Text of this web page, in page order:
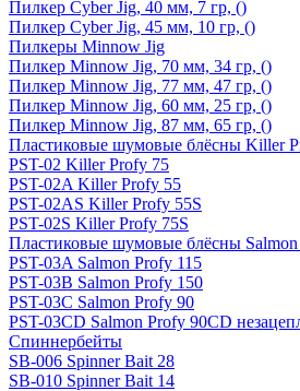
Пилкер Cyber Jig, 40 мм, 7 гр, ()
Пилкер Cyber Jig, 45 мм, 10 гр, ()
Пилкеры Minnow Jig
Пилкер Minnow Jig, 70 мм, 34 гр, ()
Пилкер Minnow Jig, 77 мм, 47 гр, ()
Пилкер Minnow Jig, 60 мм, 25 гр, ()
Пилкер Minnow Jig, 87 мм, 65 гр, ()
Пластиковые шумовые блёсны Killer
PST-02 Killer Profy 75
PST-02A Killer Profy 55
PST-02AS Killer Profy 55S
PST-02S Killer Profy 75S
Пластиковые шумовые блёсны
PST-03A Salmon Profy 115
PST-03B Salmon Profy 150
PST-03C Salmon Profy 90
PST-03CD Salmon Profy 90CD
Спиннербейты
SB-006 Spinner Bait 28
SB-010 Spinner Bait 14